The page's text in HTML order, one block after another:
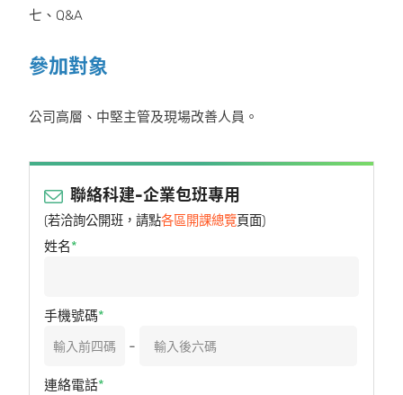
七、Q&A
參加對象
公司高層、中堅主管及現場改善人員。
聯絡科建-企業包班專用
(若洽詢公開班，請點各區開課總覽頁面)
姓名
手機號碼
-
連絡電話